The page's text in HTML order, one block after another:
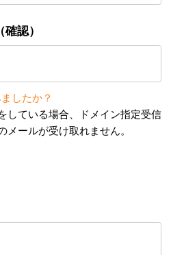
認）
したか？
している場合、ドメイン指定受信
ールが受け取れません。